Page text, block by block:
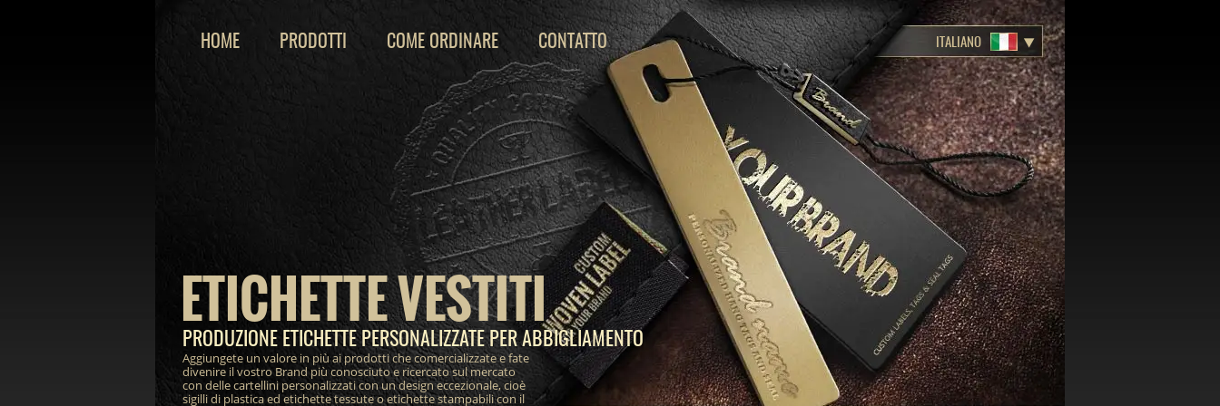
ETICHETTE VESTITI
PRODUZIONE ETICHETTE PERSONALIZZATE PER ABBIGLIAMENTO
Aggiungete un valore in più ai prodotti che comercializzate e fate
divenire il vostro Brand più conosciuto e ricercato sul mercato
con delle cartellini personalizzati con un design eccezionale, cioè
sigilli di plastica ed etichette tessute o etichette stampabili con il
HOME PRODOTTI COME ORDINARE CONTATTO ITALIANO